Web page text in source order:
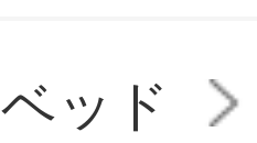
ベッド